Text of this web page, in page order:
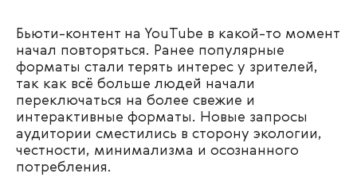
Бьюти-контент на YouTube в какой-то момент
начал повторяться. Ранее популярные
форматы стали терять интерес у зрителей,
так как всё больше людей начали
переключаться на более свежие и
интерактивные форматы. Новые запросы
аудитории сместились в сторону экологии,
честности, минимализма и осознанного
потребления.